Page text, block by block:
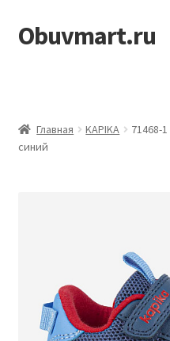
Перейти
к
Перейти
к
Obuvmart.ru
Главная KAPIKA
71468-
синий